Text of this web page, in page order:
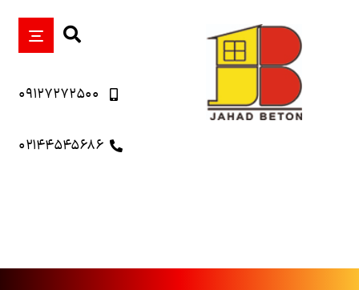
۰۹۱۲۷۲۷۲۵۰۰
۰۲۱۴۴۵۴۵۶۸۶